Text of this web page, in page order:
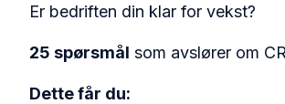
Er bedriften din klar for vekst?
25 spørsmål som avslører om
Dette får du: